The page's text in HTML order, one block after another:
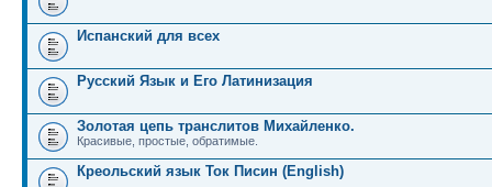
Испанский для всех
Русский Язык и Его Латинизация
Золотая цепь транслитов Михайленко.
Красивые, простые, обратимые.
Креольский язык Ток Писин (English)